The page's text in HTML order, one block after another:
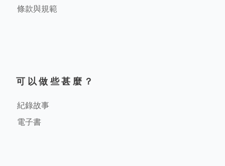
條款與規範
可以做些甚麼？
紀錄故事
電子書